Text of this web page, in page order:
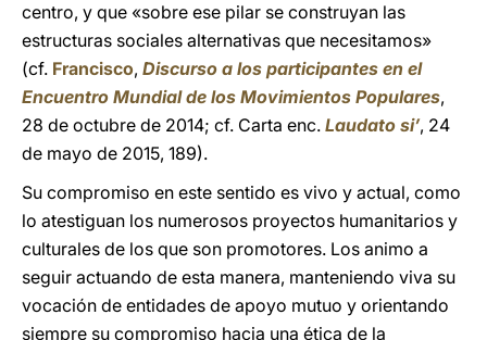
centro, y que «sobre ese pilar se construyan las
estructuras sociales alternativas que necesitamos»
(cf. Francisco, Discurso a los participantes en el
Encuentro Mundial de los Movimientos Populares,
28 de octubre de 2014; cf. Carta enc. Laudato si’, 24
de mayo de 2015, 189).
Su compromiso en este sentido es vivo y actual, como
lo atestiguan los numerosos proyectos humanitarios y
culturales de los que son promotores. Los animo a
seguir actuando de esta manera, manteniendo viva su
vocación de entidades de apoyo mutuo y orientando
siempre su compromiso hacia una ética de la